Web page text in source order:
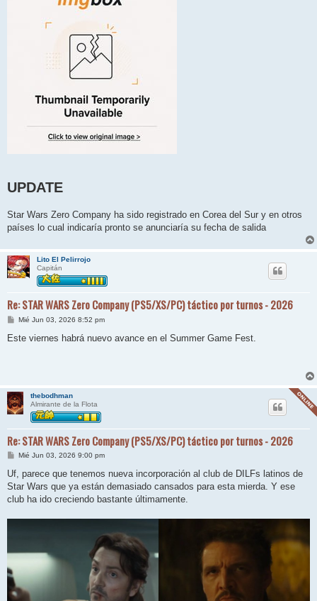
UPDATE
Star Wars Zero Company ha sido registrado en Corea del Sur y en otros
países lo cual indicaría pronto se anunciaría su fecha de salida
Lito El Pelirrojo
Capitán
Re: STAR WARS Zero Company (PS5/XS/PC) táctico por turnos - 2026
M
n
Mié Jun 03, 2026 8:52 pm
Este viernes habrá nuevo avance en el Summer Game Fest.
thebodhman
Almirante de la Flota
Re: STAR WARS Zero Company (PS5/XS/PC) táctico por turnos - 2026
M
n
s
a
j
Mié Jun 03, 2026 9:00 pm
Uf, parece que tenemos nueva incorporación al club de DILFs latinos de
Star Wars que ya están demasiado cansados para esta mierda. Y ese
club ha ido creciendo bastante últimamente.